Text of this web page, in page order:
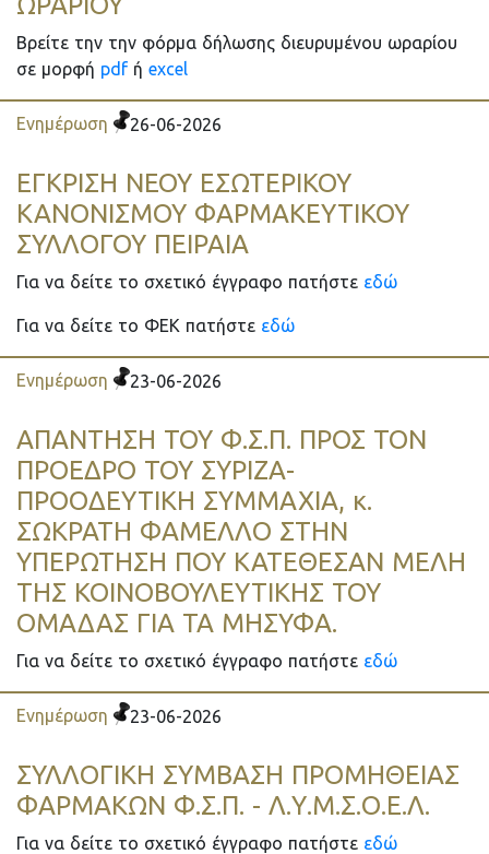
Βρείτε την την φόρμα δήλωσης διευρυμένου ωραρίου
σε μορφή pdf ή excel
Ενημέρωση 26-06-2026
EΓΚΡΙΣΗ ΝΕΟΥ ΕΣΩΤΕΡΙΚΟΥ
ΚΑΝΟΝΙΣΜΟΥ ΦΑΡΜΑΚΕΥΤΙΚΟΥ
ΣΥΛΛΟΓΟΥ ΠΕΙΡΑΙΑ
Για να δείτε το σχετικό έγγραφο πατήστε εδώ
Για να δείτε το ΦΕΚ πατήστε εδώ
Ενημέρωση 23-06-2026
ΑΠΑΝΤΗΣΗ ΤΟΥ Φ.Σ.Π. ΠΡΟΣ ΤΟΝ
ΠΡΟΕΔΡΟ ΤΟΥ ΣΥΡΙΖΑ-
ΠΡΟΟΔΕΥΤΙΚΗ ΣΥΜΜΑΧΙΑ, κ.
ΣΩΚΡΑΤΗ ΦΑΜΕΛΛΟ ΣΤΗΝ
ΥΠΕΡΩΤΗΣΗ ΠΟΥ ΚΑΤΕΘΕΣΑΝ ΜΕΛΗ
ΤΗΣ ΚΟΙΝΟΒΟΥΛΕΥΤΙΚΗΣ ΤΟΥ
ΟΜΑΔΑΣ ΓΙΑ ΤΑ ΜΗΣΥΦΑ.
Για να δείτε το σχετικό έγγραφο πατήστε εδώ
Ενημέρωση 23-06-2026
ΣΥΛΛΟΓΙΚΗ ΣΥΜΒΑΣΗ ΠΡΟΜΗΘΕΙΑΣ
ΦΑΡΜΑΚΩΝ Φ.Σ.Π. - Λ.Υ.Μ.Σ.Ο.Ε.Λ.
Για να δείτε το σχετικό έγγραφο πατήστε εδώ